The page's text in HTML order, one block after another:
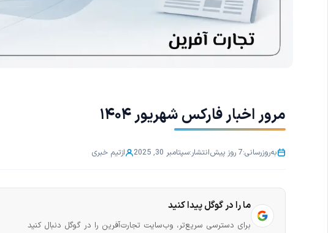
مرور اخبار فارکس شهریور ۱۴۰۴
به‌روزرسانی:7 روز پیش انتشار:سپتامبر 30, 2025 ازتیم خبری
ما را در گوگل پیدا کنید
برای دسترسی سریع‌تر، وب‌سایت تجارت‌آفرین را در گوگل دنبال کنید